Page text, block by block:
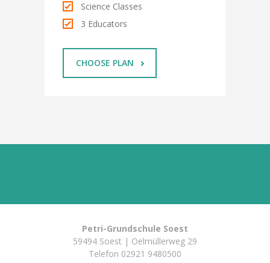
Science Classes
3 Educators
CHOOSE PLAN
Petri-Grundschule Soest
59494 Soest | Oelmüllerweg 29
Telefon 02921 9480500